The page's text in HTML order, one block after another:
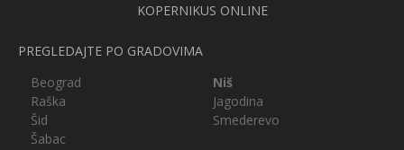
KOPERNIKUS ONLINE
PREGLEDAJTE PO GRADOVIMA
Beograd
Niš
Raška
Jagodina
Šid
Smederevo
Šabac